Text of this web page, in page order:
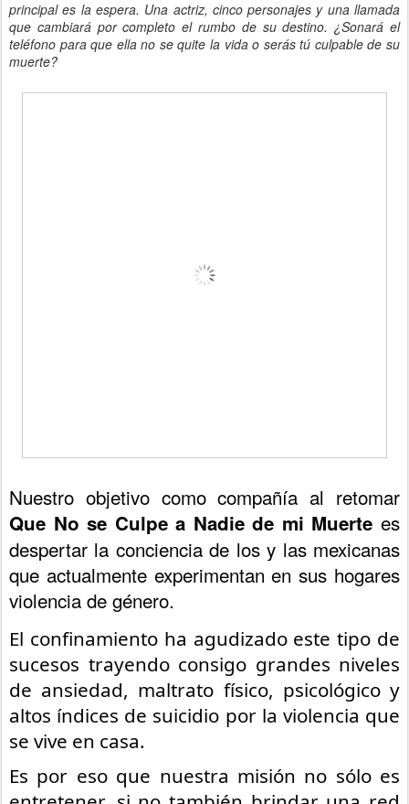
principal es la espera. Una actriz, cinco personajes y una llamada
que cambiará por completo el rumbo de su destino. ¿Sonará el
teléfono para que ella no se quite la vida o serás tú culpable de su
muerte?
Que No se Culpe a Nadie de mi Muerte es
despertar la conciencia de los y las mexicanas
que actualmente experimentan en sus hogares
violencia de género.
El confinamiento ha agudizado este tipo de
sucesos trayendo consigo grandes niveles
de ansiedad, maltrato físico, psicológico y
altos índices de suicidio por la violencia que
se vive en casa.
Es por eso que nuestra misión no sólo es